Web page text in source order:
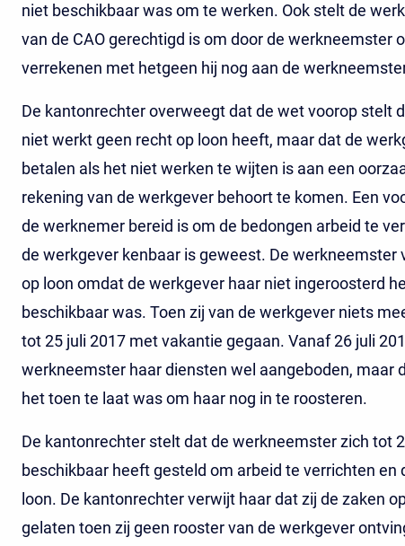
niet beschikbaar was om te werken. Ook stelt de
van de CAO gerechtigd is om door de werkneemster
verrekenen met hetgeen hij nog aan de
De kantonrechter overweegt dat de wet voorop stelt
niet werkt geen recht op loon heeft, maar dat de
betalen als het niet werken te wijten is aan een
rekening van de werkgever behoort te komen. Een
de werknemer bereid is om de bedongen arbeid te
de werkgever kenbaar is geweest. De werkneemster
op loon omdat de werkgever haar niet ingeroosterd
beschikbaar was. Toen zij van de werkgever niets
tot 25 juli 2017 met vakantie gegaan. Vanaf 26 juli
werkneemster haar diensten wel aangeboden, maar
het toen te laat was om haar nog in te roosteren.
De kantonrechter stelt dat de werkneemster zich tot
beschikbaar heeft gesteld om arbeid te verrichten en
loon. De kantonrechter verwijt haar dat zij de zaken
gelaten toen zij geen rooster van de werkgever